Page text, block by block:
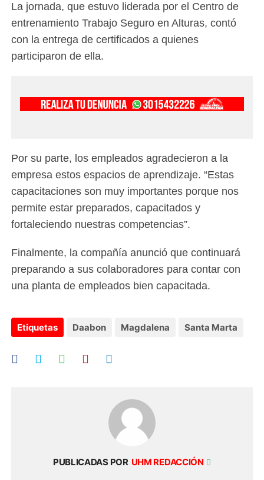
La jornada, que estuvo liderada por el Centro de
entrenamiento Trabajo Seguro en Alturas, contó
con la entrega de certificados a quienes
participaron de ella.
Por su parte, los empleados agradecieron a la
empresa estos espacios de aprendizaje. “Estas
capacitaciones son muy importantes porque nos
permite estar preparados, capacitados y
fortaleciendo nuestras competencias”.
Finalmente, la compañía anunció que continuará
preparando a sus colaboradores para contar con
una planta de empleados bien capacitada.
Etiquetas Daabon Magdalena Santa Marta
PUBLICADAS POR UHM REDACCIÓN